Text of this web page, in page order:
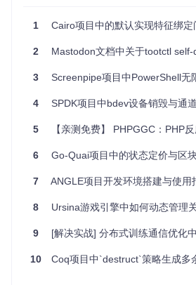
安全性保障：自动化删除，减少人工
：支持多种时间周期，满足
：提供简单命令行接口
可。随后，通过直观的标签系统，你的
git clone git@github.com:tdlm/
力都有其责任——使用这款强大的工具
提供了全新的文件管理思路。无论是为
1 Cairo项目中的默认实现特征绑定
2 Mastodon文档中关于tootctl self-
3 Screenpipe项目中PowerShell无限循
4 SPDK项目中bdev设备销毁与通
5 【亲测免费】 PHPGGC：PHP
6 Go-Quai项目中的状态定价与区
7 ANGLE项目开发环境搭建与使用
8 Ursina游戏引擎中如何动态管理
9 [解决实战] 分布式训练通信优化中的
10 Coq项目中`destruct`策略生成多余